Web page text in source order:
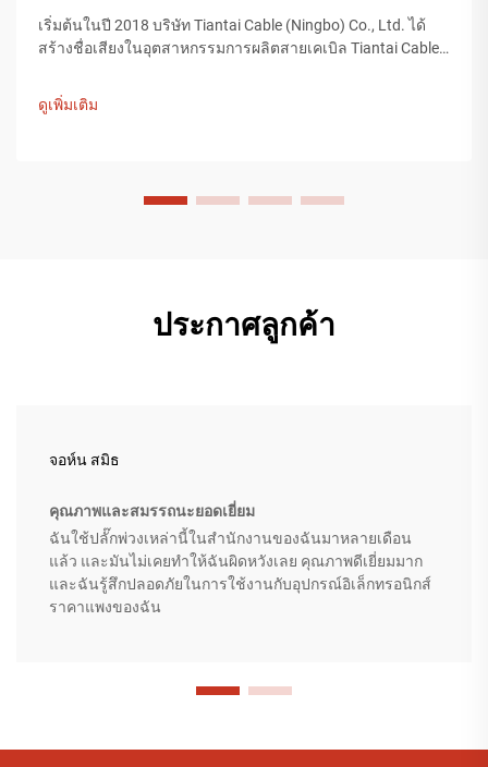
เริ่มต้นในปี 2018 บริษัท Tiantai Cable (Ningbo) Co., Ltd. ได้
สร้างชื่อเสียงในอุตสาหกรรมการผลิตสายเคเบิล Tiantai Cable
และมีพนักงานมากกว่า 200 คน ที่ทำงานในกระบวนการผลิต...
ดูเพิ่มเติม
ประกาศลูกค้า
จอห์น สมิธ
คุณภาพและสมรรถนะยอดเยี่ยม
ฉันใช้ปลั๊กพ่วงเหล่านี้ในสำนักงานของฉันมาหลายเดือน
แล้ว และมันไม่เคยทำให้ฉันผิดหวังเลย คุณภาพดีเยี่ยมมาก
และฉันรู้สึกปลอดภัยในการใช้งานกับอุปกรณ์อิเล็กทรอนิกส์
ราคาแพงของฉัน